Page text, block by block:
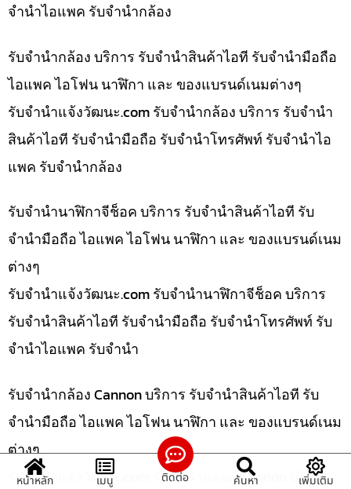
จำนำไอแพค รับจำนำกล้อง
รับจำนำกล้อง บริการ รับจำนำสินค้าไอที รับจำนำมือถือ
ไอแพค ไอโฟน นาฬิกา และ ของแบรนด์เนมต่างๆ
รับจํานําแจ้งวัฒนะ.com รับจำนำกล้อง บริการ รับจำนำ
สินค้าไอที รับจำนำมือถือ รับจำนำโทรศัพท์ รับจำนำไอ
แพค รับจำนำกล้อง
รับจำนำนาฬิกาจีช็อค บริการ รับจำนำสินค้าไอที รับ
จำนำมือถือ ไอแพค ไอโฟน นาฬิกา และ ของแบรนด์เนม
ต่างๆ
รับจํานําแจ้งวัฒนะ.com รับจำนำนาฬิกาจีช็อค บริการ
รับจำนำสินค้าไอที รับจำนำมือถือ รับจำนำโทรศัพท์ รับ
จำนำไอแพค รับจำนำ
รับจำนำกล้อง Cannon บริการ รับจำนำสินค้าไอที รับ
จำนำมือถือ ไอแพค ไอโฟน นาฬิกา และ ของแบรนด์เนม
ต่างๆ
รับจํานําแจ้งวัฒนะ.com รับจำนำกล้อง Cannon บริการ
หน้าหลัก เมนู ติดต่อ ค้นหา เพิ่มเติม